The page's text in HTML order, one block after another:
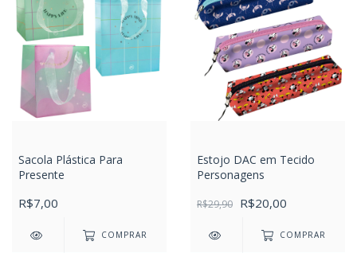
Sacola Plástica Para
Presente
R$7,00
COMPRAR
Estojo DAC em Tecido
Personagens
R$29,90 R$20,00
COMPRAR